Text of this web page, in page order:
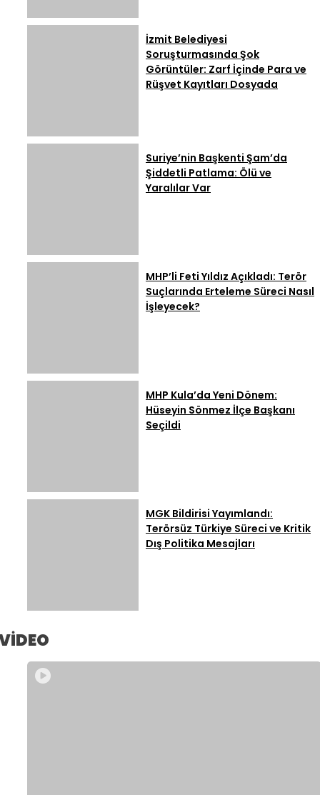
İzmit Belediyesi
Soruşturmasında Şok
Görüntüler: Zarf İçinde Para ve
Rüşvet Kayıtları Dosyada
Suriye’nin Başkenti Şam’da
Şiddetli Patlama: Ölü ve
Yaralılar Var
MHP’li Feti Yıldız Açıkladı: Terör
Suçlarında Erteleme Süreci Nasıl
İşleyecek?
MHP Kula’da Yeni Dönem:
Hüseyin Sönmez İlçe Başkanı
Seçildi
MGK Bildirisi Yayımlandı:
Terörsüz Türkiye Süreci ve Kritik
Dış Politika Mesajları